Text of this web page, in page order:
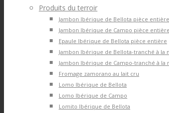
Produits du terroir
Jambon Ibérique de Bellota pièce entière
Jambon Ibérique de Campo pièce entière
Epaule Ibérique de Bellota pièce entière
Jambon Ibérique de Bellota-tranché à la
Jambon Ibérique de Campo-tranché à la
Fromage zamorano au lait cru
Lomo Ibérique de Bellota
Lomo Ibérique de Campo
Lomito Ibérique de Bellota